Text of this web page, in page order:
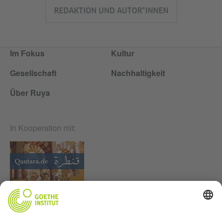
REDAKTION UND AUTOR*INNEN
Im Fokus
Kultur
Gesellschaft
Nachhaltigkeit
Über Ruya
In Kooperation mit:
Lasst uns Freunde werden. Folge uns: